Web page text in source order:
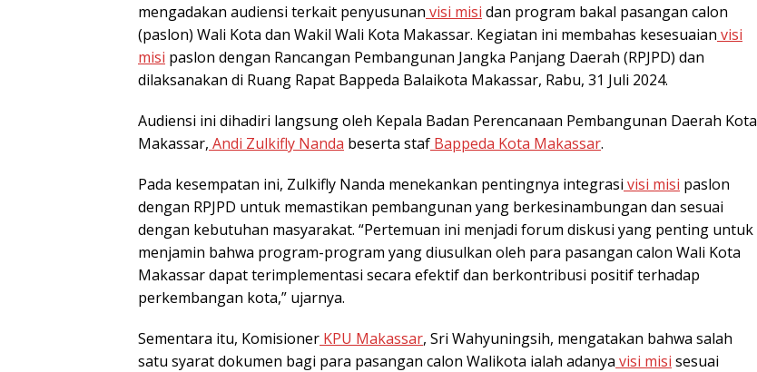
mengadakan audiensi terkait penyusunan visi misi dan program bakal pasangan calon
(paslon) Wali Kota dan Wakil Wali Kota Makassar. Kegiatan ini membahas kesesuaian visi
misi paslon dengan Rancangan Pembangunan Jangka Panjang Daerah (RPJPD) dan
dilaksanakan di Ruang Rapat Bappeda Balaikota Makassar, Rabu, 31 Juli 2024.
Audiensi ini dihadiri langsung oleh Kepala Badan Perencanaan Pembangunan Daerah Kota
Makassar, Andi Zulkifly Nanda beserta staf Bappeda Kota Makassar.
Pada kesempatan ini, Zulkifly Nanda menekankan pentingnya integrasi visi misi paslon
dengan RPJPD untuk memastikan pembangunan yang berkesinambungan dan sesuai
dengan kebutuhan masyarakat. “Pertemuan ini menjadi forum diskusi yang penting untuk
menjamin bahwa program-program yang diusulkan oleh para pasangan calon Wali Kota
Makassar dapat terimplementasi secara efektif dan berkontribusi positif terhadap
perkembangan kota,” ujarnya.
Sementara itu, Komisioner KPU Makassar, Sri Wahyuningsih, mengatakan bahwa salah
satu syarat dokumen bagi para pasangan calon Walikota ialah adanya visi misi sesuai